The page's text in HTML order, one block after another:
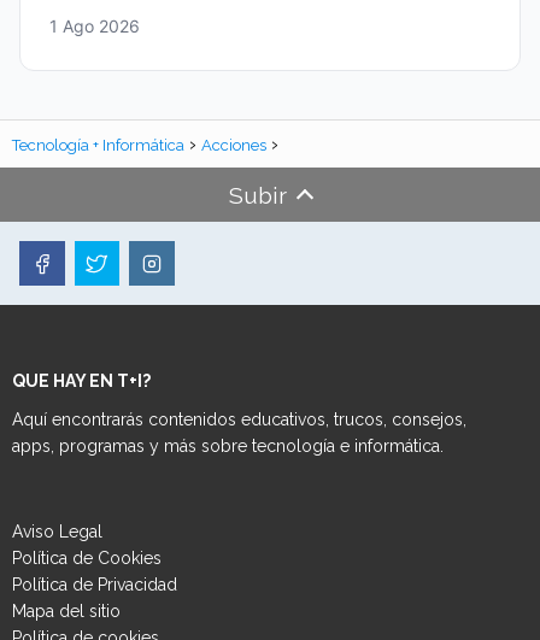
1 Ago 2026
Tecnología + Informática Acciones
Subir
QUE HAY EN T+I?
Aquí encontrarás contenidos educativos, trucos, consejos,
apps, programas y más sobre tecnología e informática.
Aviso Legal
Política de Cookies
Política de Privacidad
Mapa del sitio